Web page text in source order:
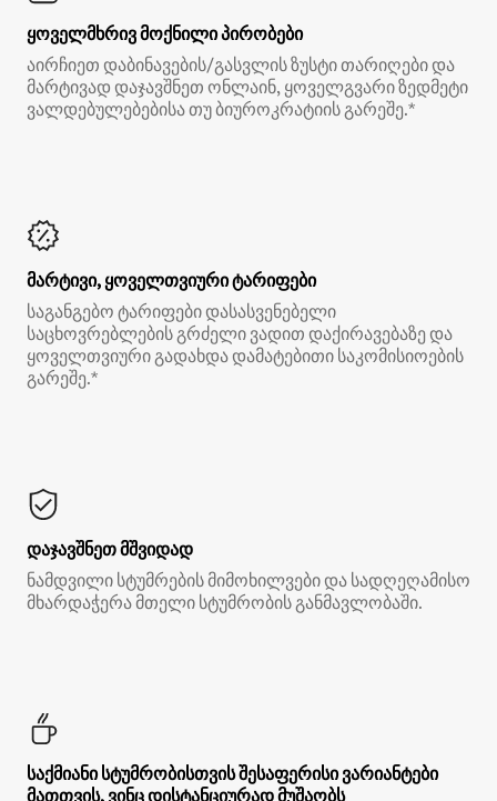
ყოველმხრივ მოქნილი პირობები
აირჩიეთ დაბინავების/გასვლის ზუსტი თარიღები და
მარტივად დაჯავშნეთ ონლაინ, ყოველგვარი ზედმეტი
ვალდებულებებისა თუ ბიუროკრატიის გარეშე.*
მარტივი, ყოველთვიური ტარიფები
საგანგებო ტარიფები დასასვენებელი
საცხოვრებლების გრძელი ვადით დაქირავებაზე და
ყოველთვიური გადახდა დამატებითი საკომისიოების
გარეშე.*
დაჯავშნეთ მშვიდად
ნამდვილი სტუმრების მიმოხილვები და სადღეღამისო
მხარდაჭერა მთელი სტუმრობის განმავლობაში.
საქმიანი სტუმრობისთვის შესაფერისი ვარიანტები
მათთვის, ვინც დისტანციურად მუშაობს